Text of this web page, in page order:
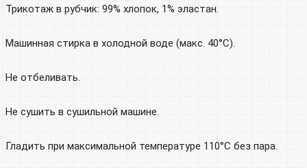
Трикотаж в рубчик: 99% хлопок, 1% эластан.
Машинная стирка в холодной воде (макс. 40°C).
Не отбеливать.
Не сушить в сушильной машине.
Гладить при максимальной температуре 110°C без пара.